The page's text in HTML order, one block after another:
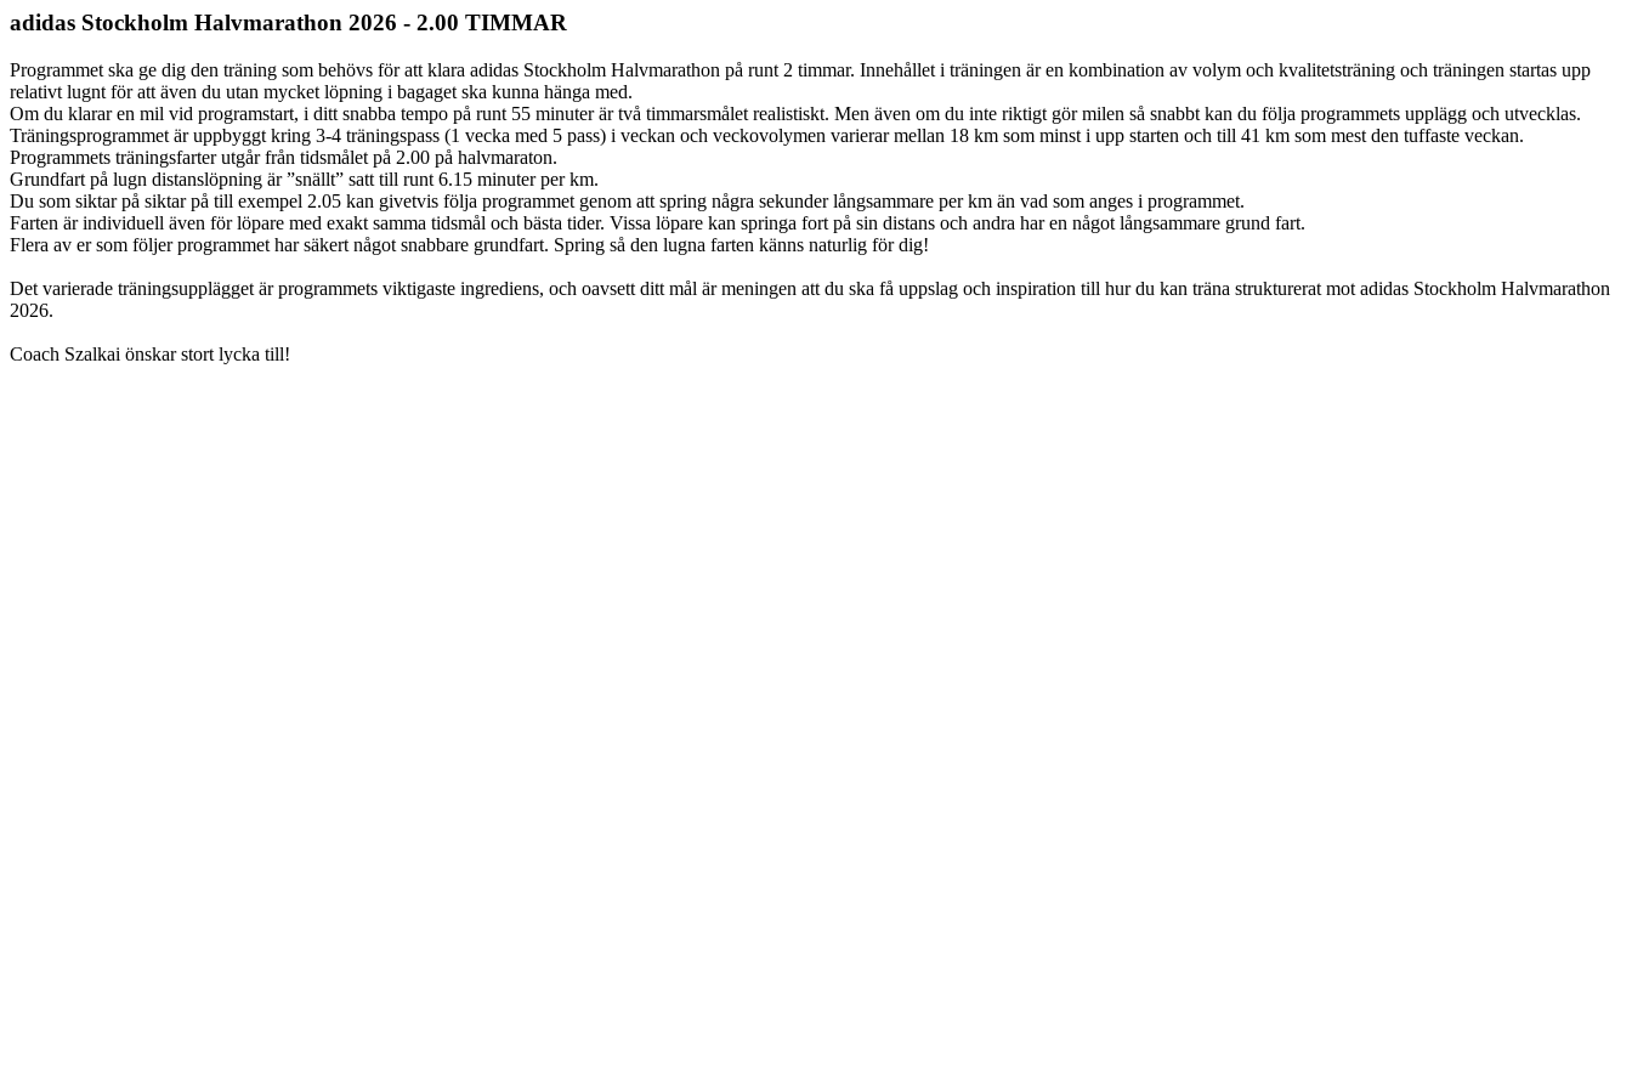
adidas Stockholm Halvmarathon 2026 - 2.00 TIMMAR
Programmet ska ge dig den träning som behövs för att klara adidas Stockholm Halvmarathon på runt 2 timmar. Innehållet i träningen är en kombination av volym och kvalitetsträning och träningen startas upp
relativt lugnt för att även du utan mycket löpning i bagaget ska kunna hänga med.
Om du klarar en mil vid programstart, i ditt snabba tempo på runt 55 minuter är två timmarsmålet realistiskt. Men även om du inte riktigt gör milen så snabbt kan du följa programmets upplägg och utvecklas.
Träningsprogrammet är uppbyggt kring 3-4 träningspass (1 vecka med 5 pass) i veckan och veckovolymen varierar mellan 18 km som minst i upp starten och till 41 km som mest den tuffaste veckan.
Programmets träningsfarter utgår från tidsmålet på 2.00 på halvmaraton.
Grundfart på lugn distanslöpning är ”snällt” satt till runt 6.15 minuter per km.
Du som siktar på siktar på till exempel 2.05 kan givetvis följa programmet genom att spring några sekunder långsammare per km än vad som anges i programmet.
Farten är individuell även för löpare med exakt samma tidsmål och bästa tider. Vissa löpare kan springa fort på sin distans och andra har en något långsammare grund fart.
Flera av er som följer programmet har säkert något snabbare grundfart. Spring så den lugna farten känns naturlig för dig!
Det varierade träningsupplägget är programmets viktigaste ingrediens, och oavsett ditt mål är meningen att du ska få uppslag och inspiration till hur du kan träna strukturerat mot adidas Stockholm Halvmarathon
2026.
Coach Szalkai önskar stort lycka till!